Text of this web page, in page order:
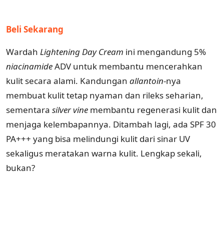
Beli Sekarang
Wardah Lightening Day Cream ini mengandung 5%
niacinamideADV untuk membantu mencerahkan
kulit secara alami. Kandungan allantoin-nya
membuat kulit tetap nyaman dan rileks seharian,
sementara silvervine membantu regenerasi kulit dan
menjaga kelembapannya. Ditambah lagi, ada SPF 30
PA+++ yang bisa melindungi kulit dari sinar UV
sekaligus meratakan warna kulit. Lengkap sekali,
bukan?